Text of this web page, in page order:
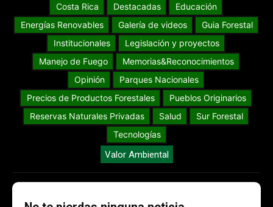
Costa Rica
Destacadas
Educación
Energías Renovables
Galería de videos
Guia Forestal
Institucionales
Legislación y proyectos
Manejo de Fuego
Memorias&Reconocimientos
Opinión
Parques Nacionales
Precios de Productos Forestales
Pueblos Originarios
Reservas Naturales Privadas
Salud
Sur Forestal
Tecnologías
Valor Ambiental